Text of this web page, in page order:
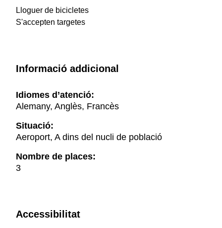
Lloguer de bicicletes
S'accepten targetes
Informació addicional
Idiomes d’atenció:
Alemany, Anglès, Francès
Situació:
Aeroport, A dins del nucli de població
Nombre de places:
3
Accessibilitat